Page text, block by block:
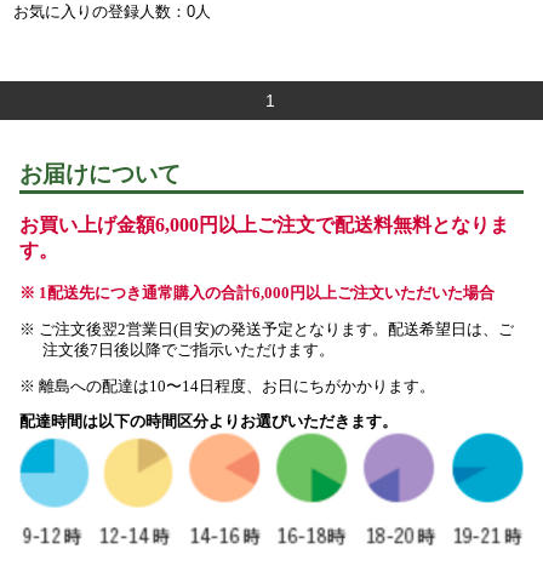
お気に入りの登録人数：0人
1